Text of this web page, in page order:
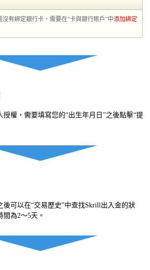
有綁定銀行卡，需要在“卡與銀行賬戶”中添加綁定
權，需要填寫您的“出生年月日”之後點擊“提
後可以在“交易歷史”中查找Skrill出入金的狀
為2～5天。